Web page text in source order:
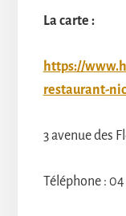
La carte :
https://
restaurant-
3 avenue des
Téléphone : 04